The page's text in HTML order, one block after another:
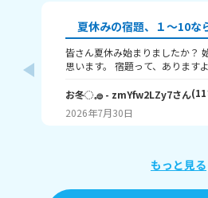
夏休みの宿題、１～10な
皆さん夏休み始まりましたか？
思います。 宿題って、ありますよね？ 私はありま
か？ 1はまだ終わってないで、10は全部終わったと
いうことです！ 私は6です！ワークと習字と絵が残
ってるので！ みなさんも教えてください！ それじゃ
お冬◌𓈒𓐍- zmYfw2LZy7さん(11
2026年7月30日
もっと見る